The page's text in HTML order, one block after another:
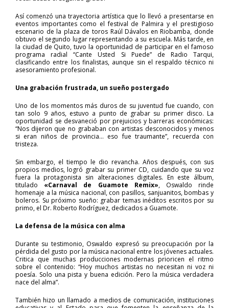
Así comenzó una trayectoria artística que lo llevó a presentarse en
eventos importantes como el festival de Palmira y el prestigioso
escenario de la plaza de toros Raúl Dávalos en Riobamba, donde
obtuvo el segundo lugar representando a su escuela. Más tarde, en
la ciudad de Quito, tuvo la oportunidad de participar en el famoso
programa radial “Cante Usted Si Puede” de Radio Tarqui,
clasificando entre los finalistas, aunque sin el respaldo técnico ni
asesoramiento profesional.
Una grabación frustrada, un sueño postergado
Uno de los momentos más duros de su juventud fue cuando, con
tan solo 9 años, estuvo a punto de grabar su primer disco. La
oportunidad se desvaneció por prejuicios y barreras económicas:
“Nos dijeron que no grababan con artistas desconocidos y menos
si eran niños de provincia… eso fue traumante”, recuerda con
tristeza.
Sin embargo, el tiempo le dio revancha. Años después, con sus
propios medios, logró grabar su primer CD, cuidando que su voz
fuera la protagonista sin alteraciones digitales. En este álbum,
titulado «Carnaval de Guamote Remix», Oswaldo rinde
homenaje a la música nacional, con pasillos, sanjuanitos, bombas y
boleros. Su próximo sueño: grabar temas inéditos escritos por su
primo, el Dr. Roberto Rodríguez, dedicados a Guamote.
La defensa de la música con alma
Durante su testimonio, Oswaldo expresó su preocupación por la
pérdida del gusto por la música nacional entre los jóvenes actuales.
Critica que muchas producciones modernas prioricen el ritmo
sobre el contenido: “Hoy muchos artistas no necesitan ni voz ni
poesía. Solo una pista y buena edición. Pero la música verdadera
nace del alma”.
También hizo un llamado a medios de comunicación, instituciones